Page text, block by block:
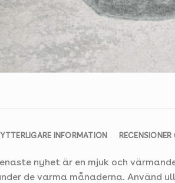
YTTERLIGARE INFORMATION RECENSIONER
nyhet är en mjuk och
de varma månaderna. Använd